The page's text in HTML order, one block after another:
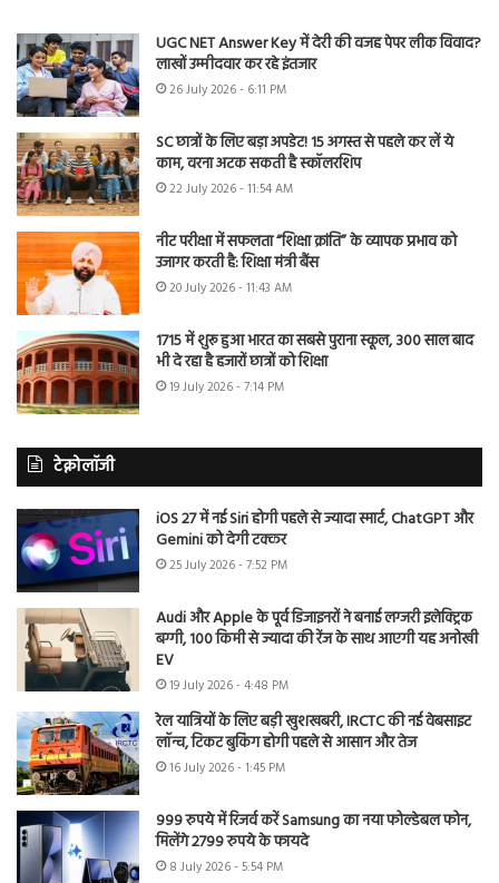
UGC NET Answer Key में देरी की वजह पेपर लीक विवाद?
लाखों उम्मीदवार कर रहे इंतजार
26 July 2026 - 6:11 PM
SC छात्रों के लिए बड़ा अपडेट! 15 अगस्त से पहले कर लें ये
काम, वरना अटक सकती है स्कॉलरशिप
22 July 2026 - 11:54 AM
नीट परीक्षा में सफलता “शिक्षा क्रांति” के व्यापक प्रभाव को
उजागर करती है: शिक्षा मंत्री बैंस
20 July 2026 - 11:43 AM
1715 में शुरू हुआ भारत का सबसे पुराना स्कूल, 300 साल बाद
भी दे रहा है हजारों छात्रों को शिक्षा
19 July 2026 - 7:14 PM
टेक्नोलॉजी
iOS 27 में नई Siri होगी पहले से ज्यादा स्मार्ट, ChatGPT और
Gemini को देगी टक्कर
25 July 2026 - 7:52 PM
Audi और Apple के पूर्व डिजाइनरों ने बनाई लग्जरी इलेक्ट्रिक
बग्गी, 100 किमी से ज्यादा की रेंज के साथ आएगी यह अनोखी
EV
19 July 2026 - 4:48 PM
रेल यात्रियों के लिए बड़ी खुशखबरी, IRCTC की नई वेबसाइट
लॉन्च, टिकट बुकिंग होगी पहले से आसान और तेज
16 July 2026 - 1:45 PM
999 रुपये में रिजर्व करें Samsung का नया फोल्डेबल फोन,
मिलेंगे 2799 रुपये के फायदे
8 July 2026 - 5:54 PM